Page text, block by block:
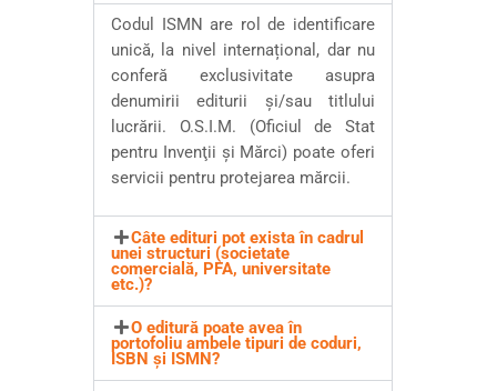
Codul ISMN are rol de identificare
unică, la nivel internațional, dar nu
conferă exclusivitate asupra
denumirii editurii şi/sau titlului
lucrării. O.S.I.M. (Oficiul de Stat
pentru Invenţii şi Mărci) poate oferi
servicii pentru protejarea mărcii.
Câte edituri pot exista în cadrul
unei structuri (societate
comercială, PFA, universitate
etc.)?
O editură poate avea în
portofoliu ambele tipuri de coduri,
ISBN și ISMN?